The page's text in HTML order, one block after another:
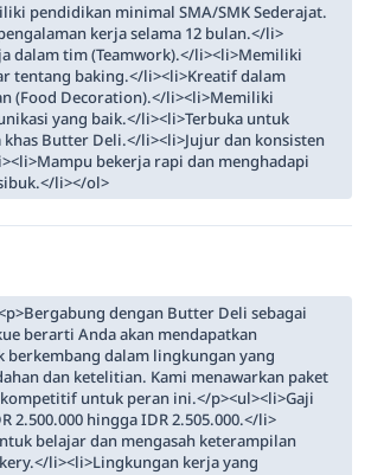
pendidikan minimal SMA/SMK Sederajat.
kerja selama 12 bulan.</li>
dalam tim (Teamwork).</li><li>Memiliki
tentang baking.</li><li>Kreatif dalam
(Food Decoration).</li><li>Memiliki
yang baik.</li><li>Terbuka untuk
Butter Deli.</li><li>Jujur dan konsisten
bekerja rapi dan menghadapi
li></ol>
dengan Butter Deli sebagai
berarti Anda akan mendapatkan
berkembang dalam lingkungan yang
dan ketelitian. Kami menawarkan paket
untuk peran ini.</p><ul><li>Gaji
2.500.000 hingga IDR 2.505.000.</li>
belajar dan mengasah keterampilan
li><li>Lingkungan kerja yang